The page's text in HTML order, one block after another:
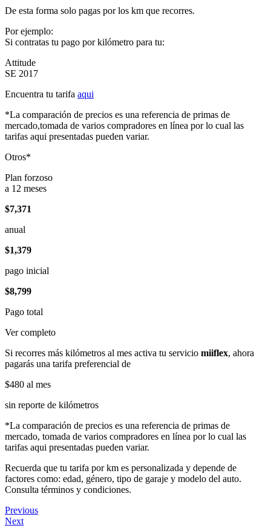
De esta forma solo pagas por los km que recorres.
Por ejemplo:
Si contratas tu pago por kilómetro para tu:
Attitude
SE 2017
Encuentra tu tarifa aqui
*La comparación de precios es una referencia de primas de
mercado,tomada de varios compradores en línea por lo cual las
tarifas aqui presentadas pueden variar.
Otros*
Plan forzoso
a 12 meses
$7,371
anual
$1,379
pago inicial
$8,799
Pago total
Ver completo
Si recorres más kilómetros al mes activa tu servicio miiflex, ahora
pagarás una tarifa preferencial de
$480 al mes
sin reporte de kilómetros
*La comparación de precios es una referencia de primas de
mercado, tomada de varios compradores en línea por lo cual las
tarifas aqui presentadas pueden variar.
Recuerda que tu tarifa por km es personalizada y depende de
factores como: edad, género, tipo de garaje y modelo del auto.
Consulta términos y condiciones.
Previous
Next